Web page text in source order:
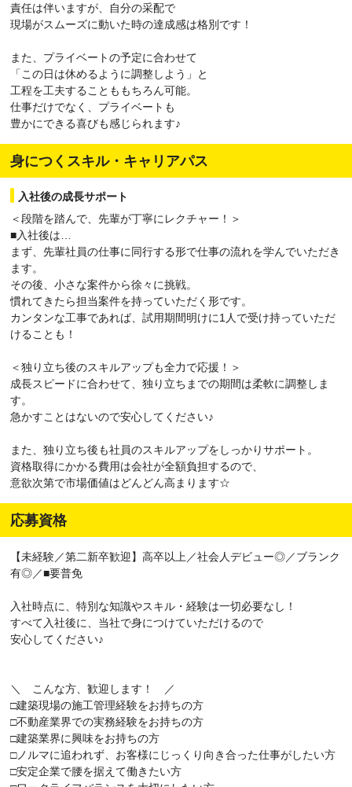
責任は伴いますが、自分の采配で
現場がスムーズに動いた時の達成感は格別です！
また、プライベートの予定に合わせて
「この日は休めるように調整しよう」と
工程を工夫することももちろん可能。
仕事だけでなく、プライベートも
豊かにできる喜びも感じられます♪
身につくスキル・キャリアパス
入社後の成長サポート
＜段階を踏んで、先輩が丁寧にレクチャー！＞
■入社後は…
まず、先輩社員の仕事に同行する形で仕事の流れを学んでいただき
ます。
その後、小さな案件から徐々に挑戦。
慣れてきたら担当案件を持っていただく形です。
カンタンな工事であれば、試用期間明けに1人で受け持っていただ
けることも！
＜独り立ち後のスキルアップも全力で応援！＞
成長スピードに合わせて、独り立ちまでの期間は柔軟に調整しま
す。
急かすことはないので安心してください♪
また、独り立ち後も社員のスキルアップをしっかりサポート。
資格取得にかかる費用は会社が全額負担するので、
意欲次第で市場価値はどんどん高まります☆
応募資格
【未経験／第二新卒歓迎】高卒以上／社会人デビュー◎／ブランク
有◎／■要普免
入社時点に、特別な知識やスキル・経験は一切必要なし！
すべて入社後に、当社で身につけていただけるので
安心してください♪
＼ こんな方、歓迎します！ ／
□建築現場の施工管理経験をお持ちの方
□不動産業界での実務経験をお持ちの方
□建築業界に興味をお持ちの方
□ノルマに追われず、お客様にじっくり向き合った仕事がしたい方
□安定企業で腰を据えて働きたい方